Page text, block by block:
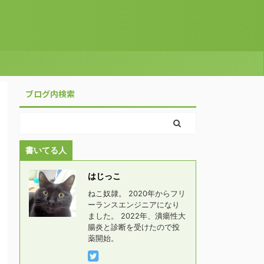
ブログ内検索
書いてる人
はじっこ
ねこ奴隷。 2020年からフリ
ーランスエンジニアになり
ました。 2022年、潰瘍性大
腸炎と診断を受けたので投
薬開始。